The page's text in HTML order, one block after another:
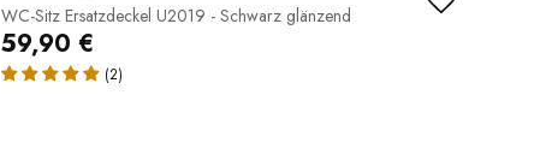
WC-Sitz Ersatzdeckel U2019 - Schwarz glänzend
59,90 €
(2)